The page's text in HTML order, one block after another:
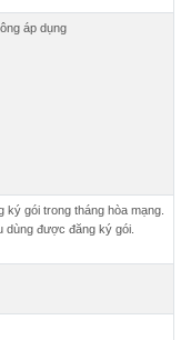
áp dụng
ký gói trong tháng hòa mạng.
dùng được đăng ký gói.